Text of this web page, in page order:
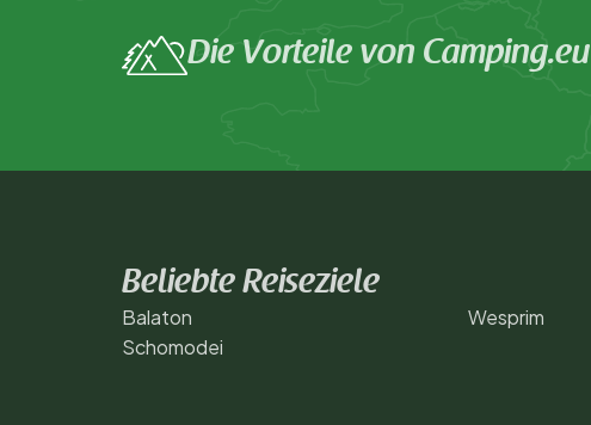
Die Vorteile von Camping.eu
Beliebte Reiseziele
Balaton
Schomodei
Wesprim